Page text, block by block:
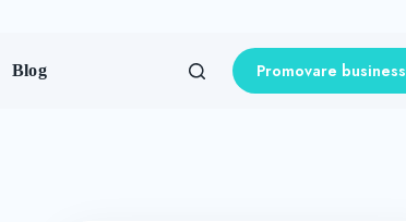
Blog Promovare business